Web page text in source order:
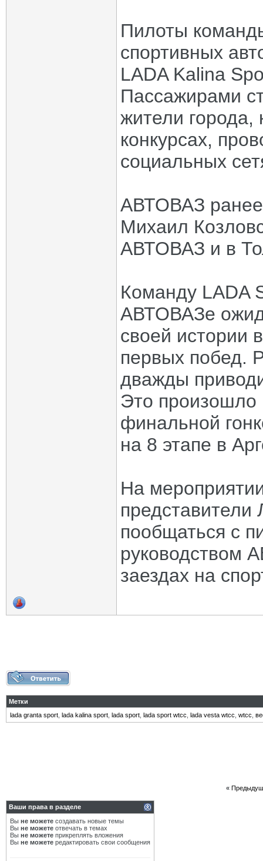
Пилоты
спортивных
LADA Kalina
Пассажирами
жители города,
конкурсах,
социальных
АВТОВАЗ
Михаил
АВТОВАЗ и в
Команду LADA
АВТОВАЗе
своей истории
первых побед.
дважды
Это произошло
финальной
на 8 этапе в
На
пообщаться с
руководством
заездах на
Метки
lada granta sport lada kalina sport lada sport lada sport wtcc lada vesta wtcc wtcc
«
Ваши права в разделе
Вы не можете создавать новые темы
Вы не можете отвечать в темах
Вы не можете прикреплять вложения
Вы не можете редактировать свои сообщения